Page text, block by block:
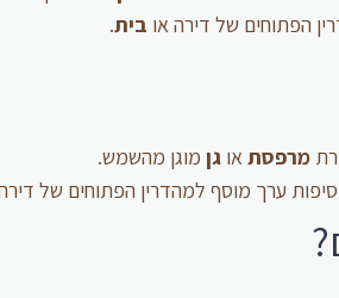
הפתוחים של דירה או בית.
מרפסתאו גןמוגן מהשמש.
ערך מוסף למהדרין הפתוחים של